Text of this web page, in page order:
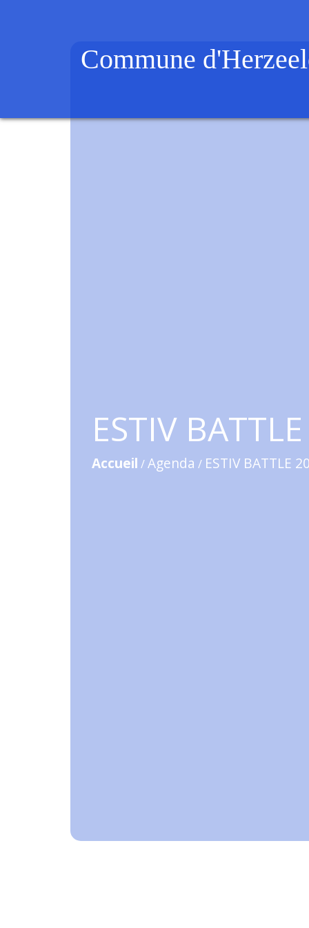
Commune
ESTIV
Accueil /Agenda / ESTIV BATTLE